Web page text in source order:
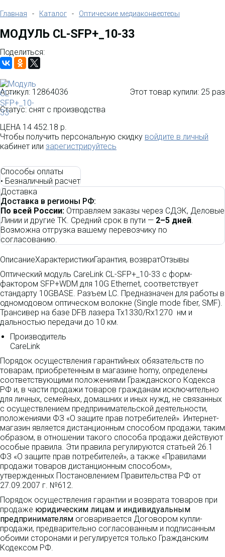
Главная - Каталог - Оптические медиаконвертеры
МОДУЛЬ CL-SFP+_10-33
Поделиться:
Артикул: 12864036
Статус: снят с производства
Этот товар купили: 25 раз
ЦЕНА 14 452.18 р.
Чтобы получить персональную скидку войдите в личный
кабинет или зарегистрируйтесь
Способы оплаты
• Безналичный расчет
Доставка
Доставка в регионы РФ:
По всей России: Отправляем заказы через СДЭК, Деловые
Линии и другие ТК. Средний срок в пути — 2–5 дней.
Возможна отгрузка вашему перевозчику по
согласованию.
ОписаниеХарактеристикиГарантия, возвратОтзывы
Оптический модуль CareLink CL-SFP+_10-33 с форм-
фактором SFP+WDM для 10G Ethernet, соответствует
стандарту 10GBASE. Разъем LC. Предназначен для работы в
одномодовом оптическом волокне (Single mode fiber, SMF).
Трансивер на базе DFB лазера Tx1330/Rx1270 нм и
дальностью передачи до 10 км.
Производитель
CareLink
Порядок осуществления гарантийных обязательств по
товарам, приобретенным в магазине homy, определены
соответствующими положениями Гражданского Кодекса
РФ и, в части продажи товаров гражданам исключительно
для личных, семейных, домашних и иных нужд, не связанных
с осуществлением предпринимательской деятельности,
положениями ФЗ «О защите прав потребителей». Интернет-
магазин является дистанционным способом продажи, таким
образом, в отношении такого способа продажи действуют
особые правила. Эти правила регулируются статьей 26.1
ФЗ «О защите прав потребителей», а также «Правилами
продажи товаров дистанционным способом»,
утвержденных Постановлением Правительства РФ от
27.09.2007 г. №612.
Порядок осуществления гарантии и возврата товаров при
продаже юридическим лицам и индивидуальным
предпринимателям оговаривается Договором купли-
продажи, предварительно согласованным и подписанным
обоими сторонами и регулируется только Гражданским
Кодексом РФ.